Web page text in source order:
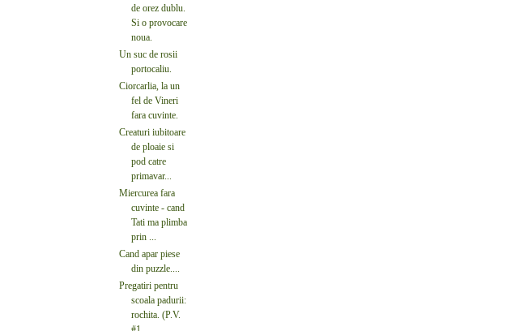
de orez dublu.
Si o provocare
noua.
Un suc de rosii
portocaliu.
Ciorcarlia, la un
fel de Vineri
fara cuvinte.
Creaturi iubitoare
de ploaie si
pod catre
primavar...
Miercurea fara
cuvinte - cand
Tati ma plimba
prin ...
Cand apar piese
din puzzle....
Pregatiri pentru
scoala padurii:
rochita. (P.V.